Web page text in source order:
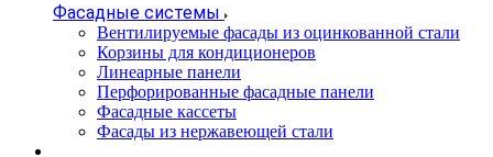
Фасадные системы
Вентилируемые фасады из оцинкованной стали
Корзины для кондиционеров
Линеарные панели
Перфорированные фасадные панели
Фасадные кассеты
Фасады из нержавеющей стали